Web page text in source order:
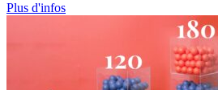
Plus d'infos